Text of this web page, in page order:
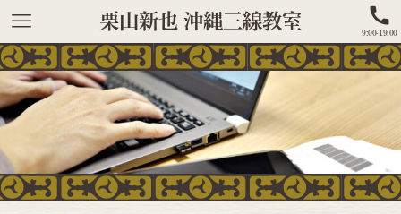
栗山新也 沖縄三線教室
9:00-19:00